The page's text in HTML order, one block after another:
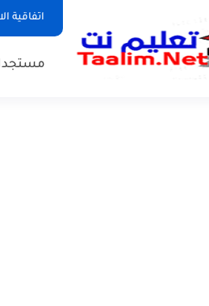
اتفاقية